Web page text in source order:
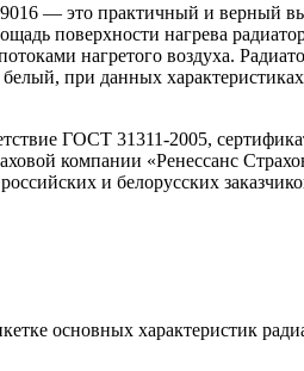
— это практичный и верный
поверхности нагрева
нагретого воздуха.
при данных
ГОСТ 31311-2005,
компании «Ренессанс
и белорусских
основных характеристик